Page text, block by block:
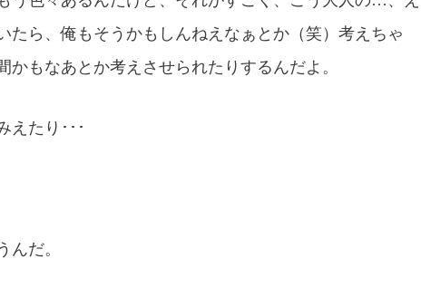
ら、俺もそうかもしんねえなぁとか（笑）考えちゃ
もなあとか考えさせられたりするんだよ。
えたり･･･
んだ。